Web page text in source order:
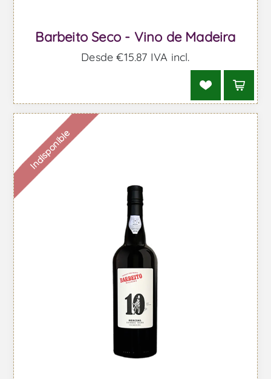
Barbeito Seco - Vino de Madeira
Desde €15,87 IVA incl.
Indisponible